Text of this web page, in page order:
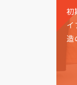
初
イ
造